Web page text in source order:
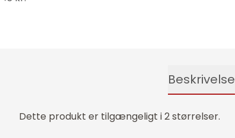
Beskrivelse
Dette produkt er tilgængeligt i 2 størrelser.